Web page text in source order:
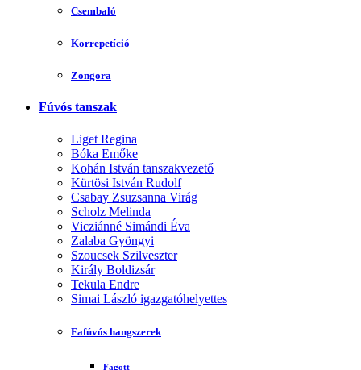
Csembaló
Korrepetíció
Zongora
Fúvós tanszak
Liget Regina
Bóka Emőke
Kohán István tanszakvezető
Kürtösi István Rudolf
Csabay Zsuzsanna Virág
Scholz Melinda
Vicziánné Simándi Éva
Zalaba Gyöngyi
Szoucsek Szilveszter
Király Boldizsár
Tekula Endre
Simai László igazgatóhelyettes
Fafúvós hangszerek
Fagott